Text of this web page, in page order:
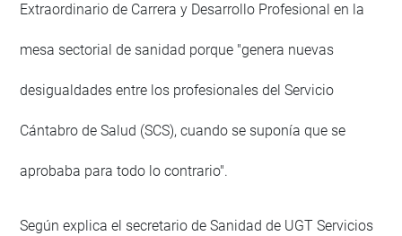
Extraordinario de Carrera y Desarrollo Profesional en la
mesa sectorial de sanidad porque "genera nuevas
desigualdades entre los profesionales del Servicio
Cántabro de Salud (SCS), cuando se suponía que se
aprobaba para todo lo contrario".
Según explica el secretario de Sanidad de UGT Servicios